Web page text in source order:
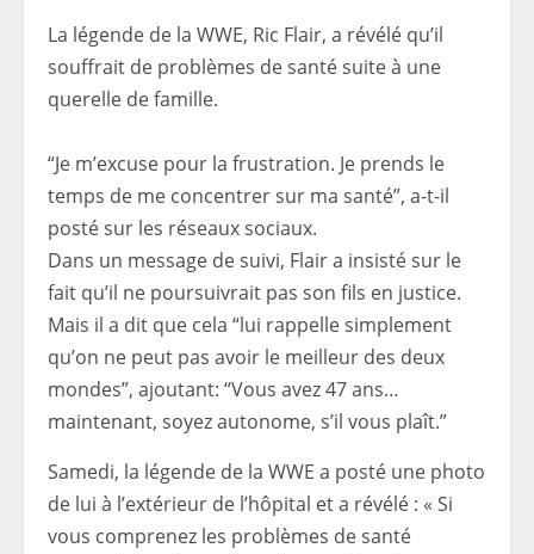
La légende de la WWE, Ric Flair, a révélé qu’il
souffrait de problèmes de santé suite à une
querelle de famille.
“Je m’excuse pour la frustration. Je prends le
temps de me concentrer sur ma santé”, a-t-il
posté sur les réseaux sociaux.
Dans un message de suivi, Flair a insisté sur le
fait qu’il ne poursuivrait pas son fils en justice.
Mais il a dit que cela “lui rappelle simplement
qu’on ne peut pas avoir le meilleur des deux
mondes”, ajoutant: “Vous avez 47 ans…
maintenant, soyez autonome, s’il vous plaît.”
Samedi, la légende de la WWE a posté une photo
de lui à l’extérieur de l’hôpital et a révélé : « Si
vous comprenez les problèmes de santé